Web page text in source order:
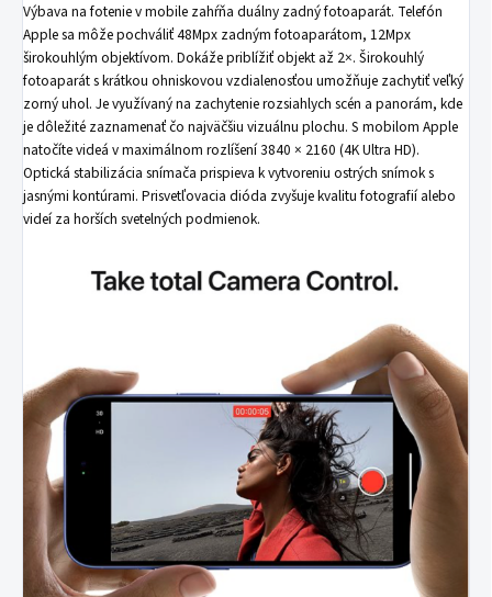
Výbava na fotenie v mobile zahŕňa duálny zadný fotoaparát. Telefón
Apple sa môže pochváliť 48Mpx zadným fotoaparátom, 12Mpx
širokouhlým objektívom. Dokáže priblížiť objekt až 2×. Širokouhlý
fotoaparát s krátkou ohniskovou vzdialenosťou umožňuje zachytiť veľký
zorný uhol. Je využívaný na zachytenie rozsiahlych scén a panorám, kde
je dôležité zaznamenať čo najväčšiu vizuálnu plochu. S mobilom Apple
natočíte videá v maximálnom rozlíšení 3840 × 2160 (4K Ultra HD).
Optická stabilizácia snímača prispieva k vytvoreniu ostrých snímok s
jasnými kontúrami. Prisvetľovacia dióda zvyšuje kvalitu fotografií alebo
videí za horších svetelných podmienok.